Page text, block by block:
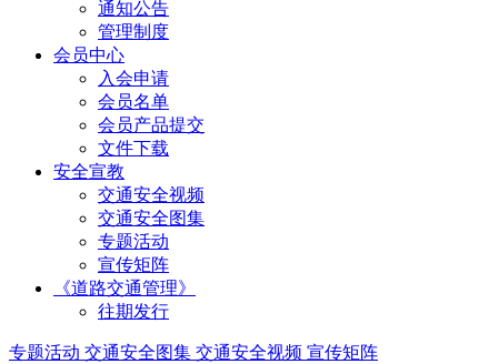
通知公告
管理制度
会员中心
入会申请
会员名单
会员产品提交
文件下载
安全宣教
交通安全视频
交通安全图集
专题活动
宣传矩阵
《道路交通管理》
往期发行
专题活动 交通安全图集 交通安全视频 宣传矩阵